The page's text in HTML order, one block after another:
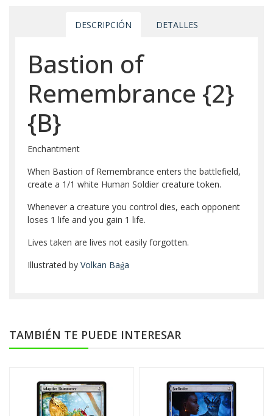
DESCRIPCIÓN DETALLES
Bastion of
Remembrance {2}
{B}
Enchantment
When Bastion of Remembrance enters the battlefield,
create a 1/1 white Human Soldier creature token.
Whenever a creature you control dies, each opponent
loses 1 life and you gain 1 life.
Lives taken are lives not easily forgotten.
Illustrated by Volkan Baǵa
TAMBIÉN TE PUEDE INTERESAR